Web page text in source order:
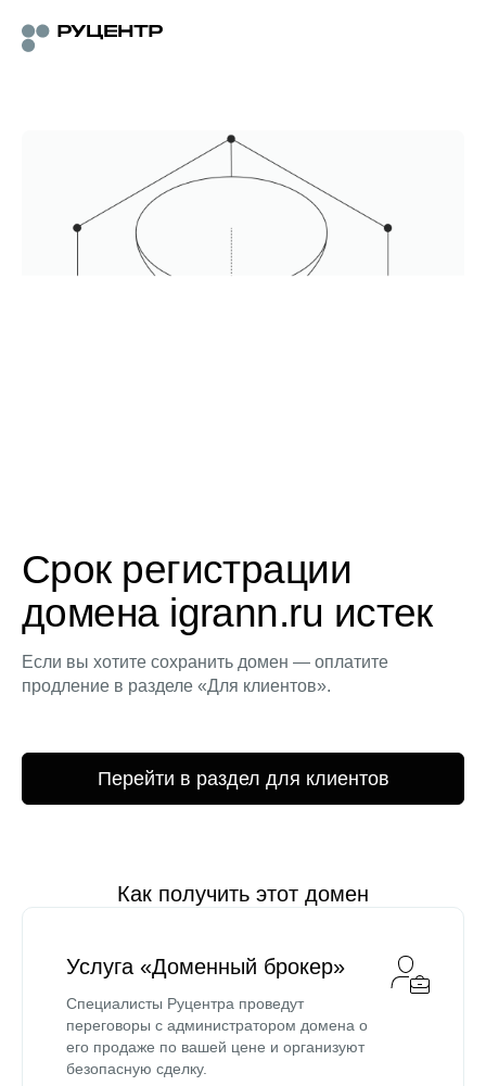
Срок регистрации
домена igrann.ru истек
Если вы хотите сохранить домен — оплатите
продление в разделе «Для клиентов».
Перейти в раздел для клиентов
Как получить этот домен
Услуга «Доменный брокер»
Специалисты Руцентра проведут
переговоры с администратором домена о
его продаже по вашей цене и организуют
безопасную сделку.